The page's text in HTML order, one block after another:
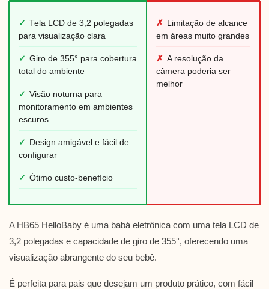
✓ Tela LCD de 3,2 polegadas
para visualização clara
✓ Giro de 355° para cobertura
total do ambiente
✓ Visão noturna para
monitoramento em ambientes
escuros
✓ Design amigável e fácil de
configurar
✓ Ótimo custo-benefício
✗ Limitação de alcance
em áreas muito grandes
✗ A resolução da
câmera poderia ser
melhor
A HB65 HelloBaby é uma babá eletrônica com uma tela LCD de
3,2 polegadas e capacidade de giro de 355°, oferecendo uma
visualização abrangente do seu bebê.
É perfeita para pais que desejam um produto prático, com fácil